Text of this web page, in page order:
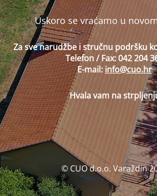
Uskoro se vraćamo u
Za sve narudžbe i stručnu podršku
Telefon / Fax: 042 204
E-mail:info@cuo.hr
Hvala vam na
© CUO d.o.o. Varaždin